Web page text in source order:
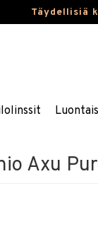
Täydellisiä
Axu